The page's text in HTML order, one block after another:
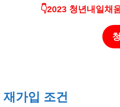
👇2023 청년내일채
가입 조건